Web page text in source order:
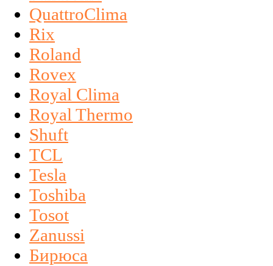
QuattroClima
Rix
Roland
Rovex
Royal Clima
Royal Thermo
Shuft
TCL
Tesla
Toshiba
Tosot
Zanussi
Бирюса